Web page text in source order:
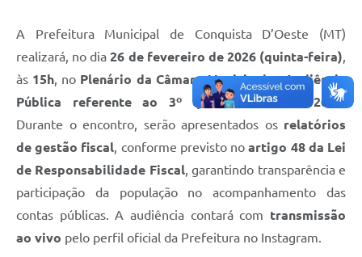
A Prefeitura Municipal de Conquista D’Oeste (MT)
realizará, no dia26 de fevereiro de 2026 (quinta-feira),
às 15h, no Plenário da Câmara Municipal, aAudiência
Pública referente ao 3º quadrimestre de 2025.
Durante o encontro, serão apresentados os relatórios
de gestão fiscal, conforme previsto noartigo 48 da Lei
de Responsabilidade Fiscal, garantindo transparência e
participação da população no acompanhamento das
contas públicas. A audiência contará com transmissão
ao vivo pelo perfil oficial da Prefeitura no Instagram.